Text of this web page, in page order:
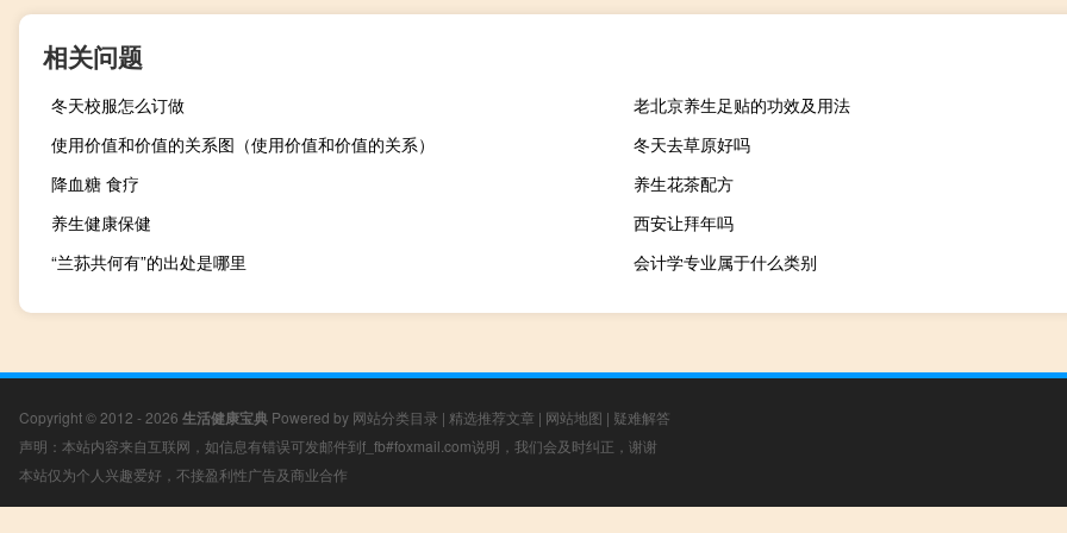
相关问题
冬天校服怎么订做
老北京养生足贴的功效及用法
使用价值和价值的关系图（使用价值和价值的关系）
冬天去草原好吗
降血糖 食疗
养生花茶配方
养生健康保健
西安让拜年吗
“兰荪共何有”的出处是哪里
会计学专业属于什么类别
Copyright © 2012 - 2026 生活健康宝典 Powered by 网站分类目录 | 精选推荐文章 | 网站地图 | 疑难解答
声明：本站内容来自互联网，如信息有错误可发邮件到f_fb#foxmail.com说明，我们会及时纠正，谢谢
本站仅为个人兴趣爱好，不接盈利性广告及商业合作